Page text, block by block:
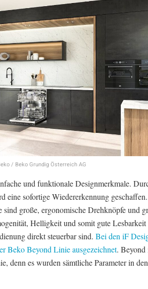
/ Beko Grundig Österreich AG
und funktionale Designmerkmale.
eine sofortige Wiedererkennung geschaffen.
große, ergonomische Drehknöpfe und
Helligkeit und somit gute Lesbarkeit
direkt steuerbar sind. Bei den iF
Beko Beyond Linie ausgezeichnet. Beyond
denn es wurden sämtliche Parameter in